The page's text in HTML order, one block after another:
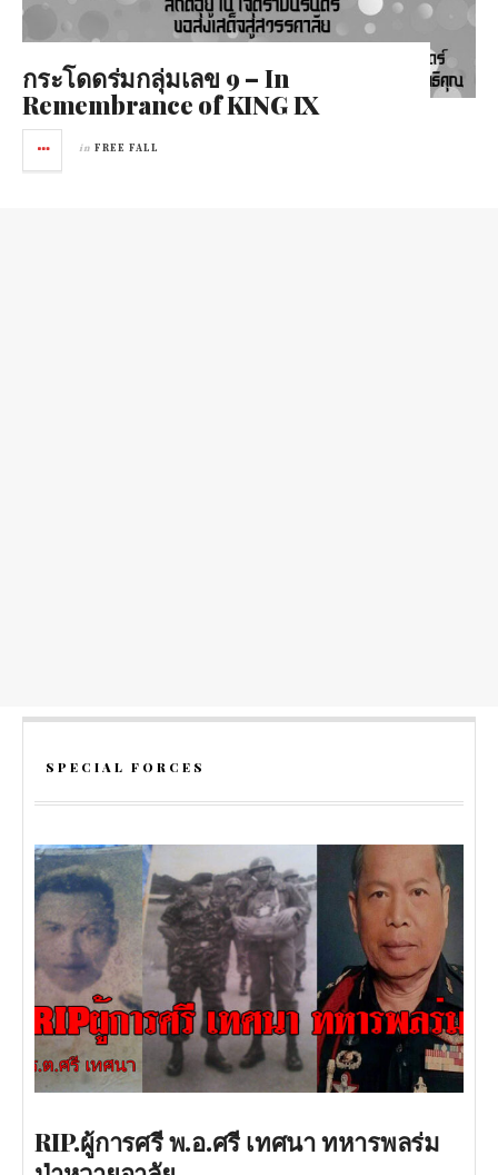
กระโดดร่มกลุ่มเลข 9 – In
Remembrance of KING IX
in FREE FALL
SPECIAL FORCES
RIP.ผู้การศรี พ.อ.ศรี เทศนา ทหารพลร่ม